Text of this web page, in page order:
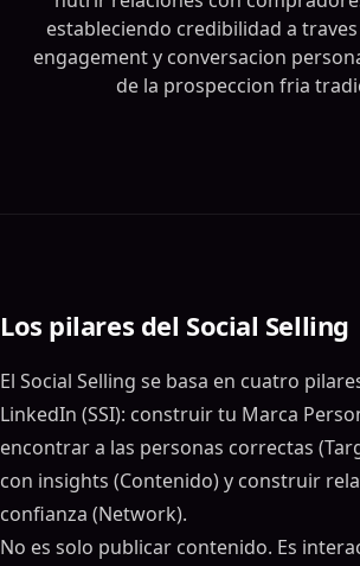
estableciendo credibilidad a
engagement y conversacion
de la prospeccion fria
Los pilares del Social Selling
El Social Selling se basa en cuatro
LinkedIn (SSI): construir tu Marca
encontrar a las personas correctas
con insights (Contenido) y construir
confianza (Network).
No es solo publicar contenido. Es